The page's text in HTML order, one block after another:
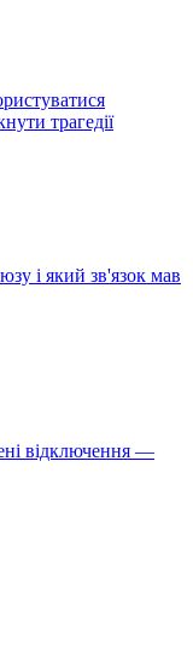
трагедії
і який зв'язок мав
відключення —